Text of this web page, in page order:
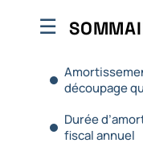
découpage
Durée
fiscal annuel